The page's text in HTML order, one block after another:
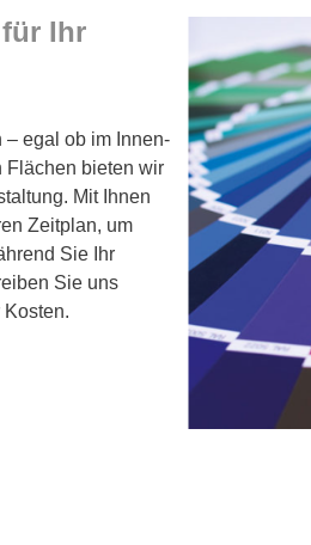
Ihr
– egal ob im Innen-
Flächen bieten wir
Mit Ihnen
Zeitplan, um
Sie Ihr
Sie uns